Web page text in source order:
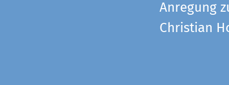
Anregung
Christian